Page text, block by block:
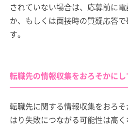
されていない場合は、応募前に
か、もしくは面接時の質疑応答
す。
転職先の情報収集をおろそかに
転職先に関する情報収集をおろ
はり失敗につながる可能性は高く